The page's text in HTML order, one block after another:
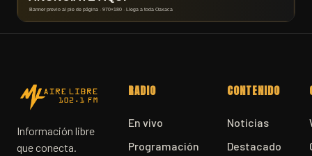
Información libre
que conecta.
RADIO
En vivo
Programación
CONTENIDO
Noticias
Destacado